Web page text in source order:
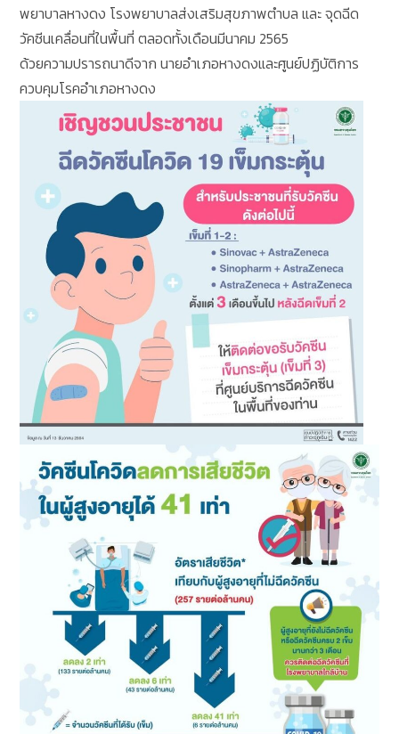
พยาบาลหางดง โรงพยาบาลส่งเสริมสุขภาพตำบล และ จุดฉีด
วัคซีนเคลื่อนที่ในพื้นที่ ตลอดทั้งเดือนมีนาคม 2565
ด้วยความปรารถนาดีจาก นายอำเภอหางดงและศูนย์ปฏิบัติการ
ควบคุมโรคอำเภอหางดง